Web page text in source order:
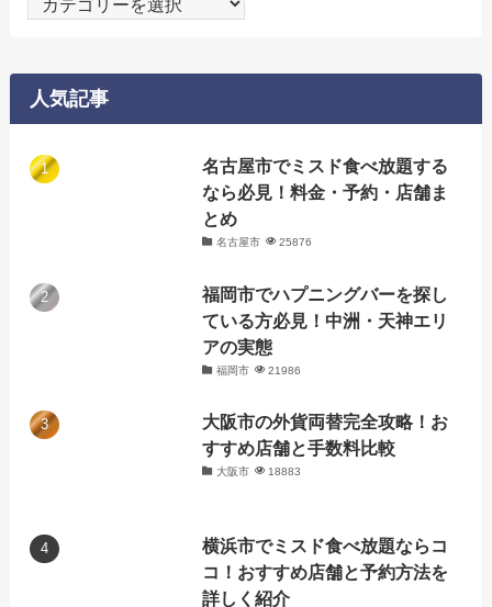
テ
ー
人気記事
名古屋市でミスド食べ放題する
なら必見！料金・予約・店舗ま
とめ
名古屋市 25876
福岡市でハプニングバーを探し
ている方必見！中洲・天神エリ
アの実態
福岡市 21986
大阪市の外貨両替完全攻略！お
すすめ店舗と手数料比較
大阪市 18883
横浜市でミスド食べ放題ならコ
コ！おすすめ店舗と予約方法を
詳しく紹介